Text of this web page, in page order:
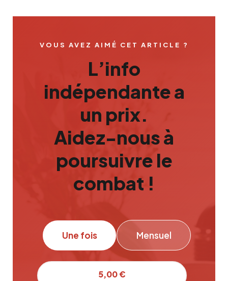
VOUS AVEZ AIMÉ CET ARTICLE ?
L’info
indépendante a
un prix.
Aidez-nous à
poursuivre le
combat !
Une fois Mensuel
5,00 €